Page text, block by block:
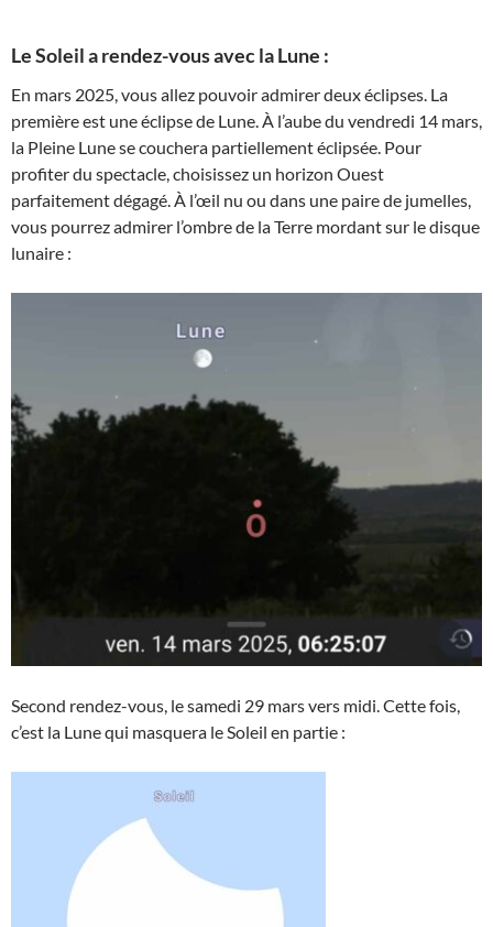
Le Soleil a rendez-vous avec la Lune :
En mars 2025, vous allez pouvoir admirer deux éclipses. La
première est une éclipse de Lune. À l’aube du vendredi 14 mars,
la Pleine Lune se couchera partiellement éclipsée. Pour
profiter du spectacle, choisissez un horizon Ouest
parfaitement dégagé. À l’œil nu ou dans une paire de jumelles,
vous pourrez admirer l’ombre de la Terre mordant sur le disque
lunaire :
Second rendez-vous, le samedi 29 mars vers midi. Cette fois,
c’est la Lune qui masquera le Soleil en partie :